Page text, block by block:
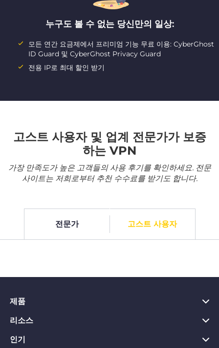
누구도 볼 수 없는 당신만의 일상:
모든 연간 요금제에서 프리미엄 기능 무료 이용: CyberGhost
ID Guard 및 CyberGhost Privacy Guard
전용 IP로 최대 할인 받기
고스트 사용자 및 업계 전문가가 보증
하는 VPN
가장 만족도가 높은 고객들의 사용 후기를 확인하세요. 전문
사이트는 저희로부터 추천 수수료를 받기도 합니다.
전문가 고스트 사용자
제품
PC용 VPN
Chrome용 VPN
리소스
VPN이란?
인기